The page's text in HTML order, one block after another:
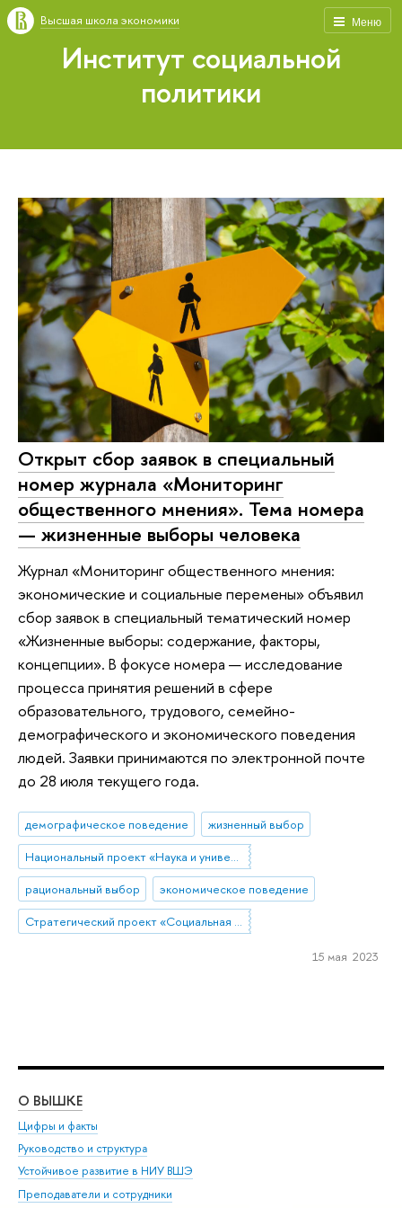
Меню
Высшая школа экономики
Институт социальной
политики
Открыт сбор заявок в специальный
номер журнала «Мониторинг
общественного мнения». Тема номера
— жизненные выборы человека
Журнал «Мониторинг общественного мнения:
экономические и социальные перемены» объявил
сбор заявок в специальный тематический номер
«Жизненные выборы: содержание, факторы,
концепции». В фокусе номера — исследование
процесса принятия решений в сфере
образовательного, трудового, семейно-
демографического и экономического поведения
людей. Заявки принимаются по электронной почте
до 28 июля текущего года.
демографическое поведение
жизненный выбор
Национальный проект «Наука и университеты»
рациональный выбор
экономическое поведение
Стратегический проект «Социальная политика устойчивого развития и инклюзивного экономического роста»
15 мая 2023
О ВЫШКЕ
Цифры и факты
Руководство и структура
Устойчивое развитие в НИУ ВШЭ
Преподаватели и сотрудники